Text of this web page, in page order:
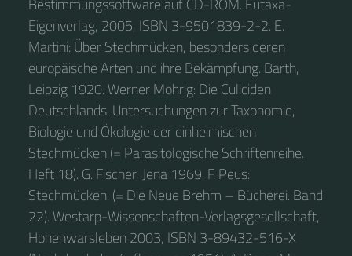
Bestimmungssoftware auf CD-ROM. Eutaxa-
Eigenverlag, 2005, ISBN 3-9501839-2-2. E.
Martini: Über Stechmücken, besonders deren
europäische Arten und ihre Bekämpfung. Barth,
Leipzig 1920. Werner Mohrig: Die Culiciden
Deutschlands. Untersuchungen zur Taxonomie,
Biologie und Ökologie der einheimischen
Stechmücken (= Parasitologische Schriftenreihe.
Heft 18). G. Fischer, Jena 1969. F. Peus:
Stechmücken. (= Die Neue Brehm – Bücherei. Band
22). Westarp-Wissenschaften-Verlagsgesellschaft,
Hohenwarsleben 2003, ISBN 3-89432-516-X